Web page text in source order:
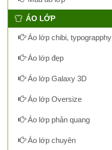
ÁO LỚP
Áo lớp chibi, typograpphy
Áo lớp đẹp
Áo lớp Galaxy 3D
Áo lớp Oversize
Áo lớp phản quang
Áo lớp chuyên